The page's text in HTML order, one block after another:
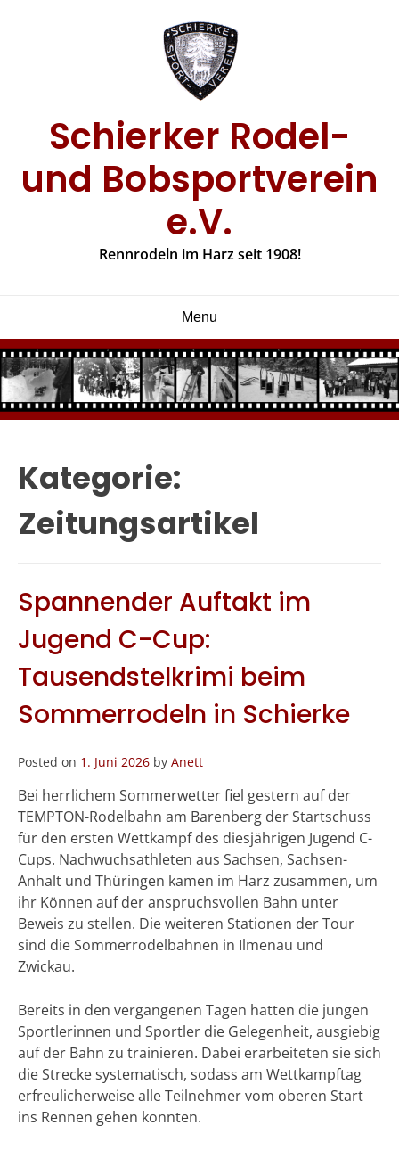
Schierker Rodel-
und Bobsportverein
e.V.
Rennrodeln im Harz seit 1908!
Menu
Kategorie:
Zeitungsartikel
Spannender Auftakt im
Jugend C-Cup:
Tausendstelkrimi beim
Sommerrodeln in Schierke
Posted on 1. Juni 2026 by Anett
Bei herrlichem Sommerwetter fiel gestern auf der
TEMPTON-Rodelbahn am Barenberg der Startschuss
für den ersten Wettkampf des diesjährigen Jugend C-
Cups. Nachwuchsathleten aus Sachsen, Sachsen-
Anhalt und Thüringen kamen im Harz zusammen, um
ihr Können auf der anspruchsvollen Bahn unter
Beweis zu stellen. Die weiteren Stationen der Tour
sind die Sommerrodelbahnen in Ilmenau und
Zwickau.
Bereits in den vergangenen Tagen hatten die jungen
Sportlerinnen und Sportler die Gelegenheit, ausgiebig
auf der Bahn zu trainieren. Dabei erarbeiteten sie sich
die Strecke systematisch, sodass am Wettkampftag
erfreulicherweise alle Teilnehmer vom oberen Start
ins Rennen gehen konnten.